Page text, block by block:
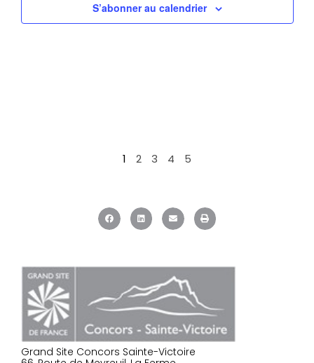
S’abonner au calendrier
1 2 3 4 5
Grand Site Concors Sainte-Victoire